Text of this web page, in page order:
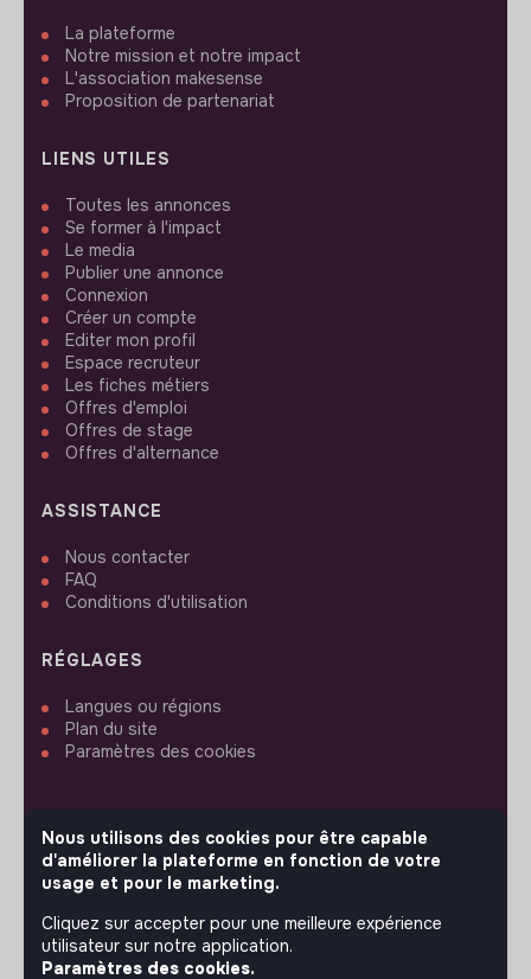
La plateforme
Notre mission et notre impact
L'association makesense
Proposition de partenariat
LIENS UTILES
Toutes les annonces
Se former à l'impact
Le media
Publier une annonce
Connexion
Créer un compte
Editer mon profil
Espace recruteur
Les fiches métiers
Offres d'emploi
Offres de stage
Offres d'alternance
ASSISTANCE
Nous contacter
FAQ
Conditions d'utilisation
RÉGLAGES
Langues ou régions
Plan du site
Paramètres des cookies
SUIVEZ-NOUS
© 2026 jobs that makesense.
Nous utilisons des cookies pour être capable
d'améliorer la plateforme en fonction de votre
usage et pour le marketing.
Cliquez sur accepter pour une meilleure expérience
utilisateur sur notre application.
Paramètres des cookies.